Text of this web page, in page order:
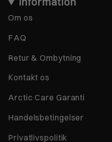
Om os
FAQ
Retur & Ombytning
Kontakt os
Arctic Care Garanti
Handelsbetingelser
Privatlivspolitik